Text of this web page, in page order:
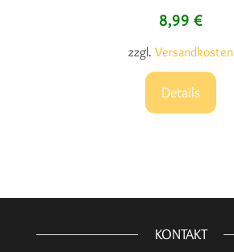
8,99 €
zzgl. Versandkosten
Details
KONTAKT